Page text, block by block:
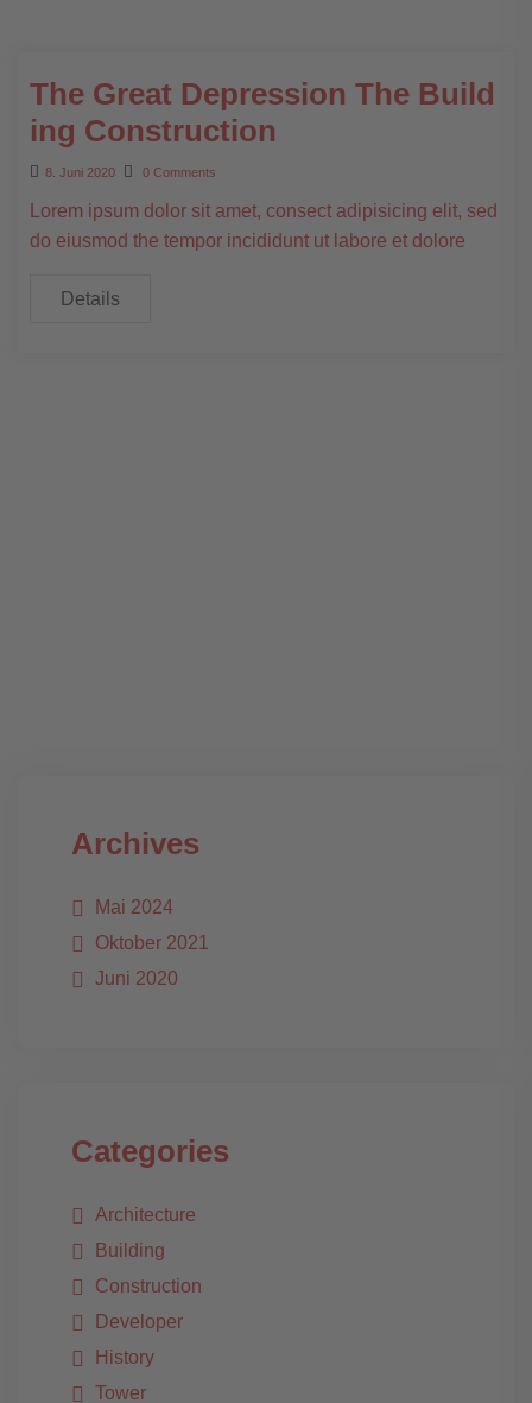
The Great Depression The Build
ing Construction
8. Juni 2020 0 Comments
Lorem ipsum dolor sit amet, consect adipisicing elit, sed
do eiusmod the tempor incididunt ut labore et dolore
Details
Archives
Mai 2024
Oktober 2021
Juni 2020
Categories
Architecture
Building
Construction
Developer
History
Tower